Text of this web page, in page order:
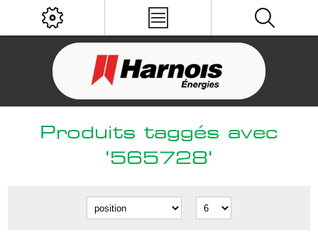
Produits taggés avec
'565728'